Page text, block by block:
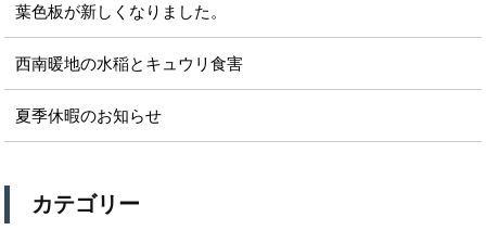
葉色板が新しくなりました。
西南暖地の水稲とキュウリ食害
夏季休暇のお知らせ
カテゴリー